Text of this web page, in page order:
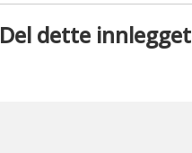
Del dette innlegget